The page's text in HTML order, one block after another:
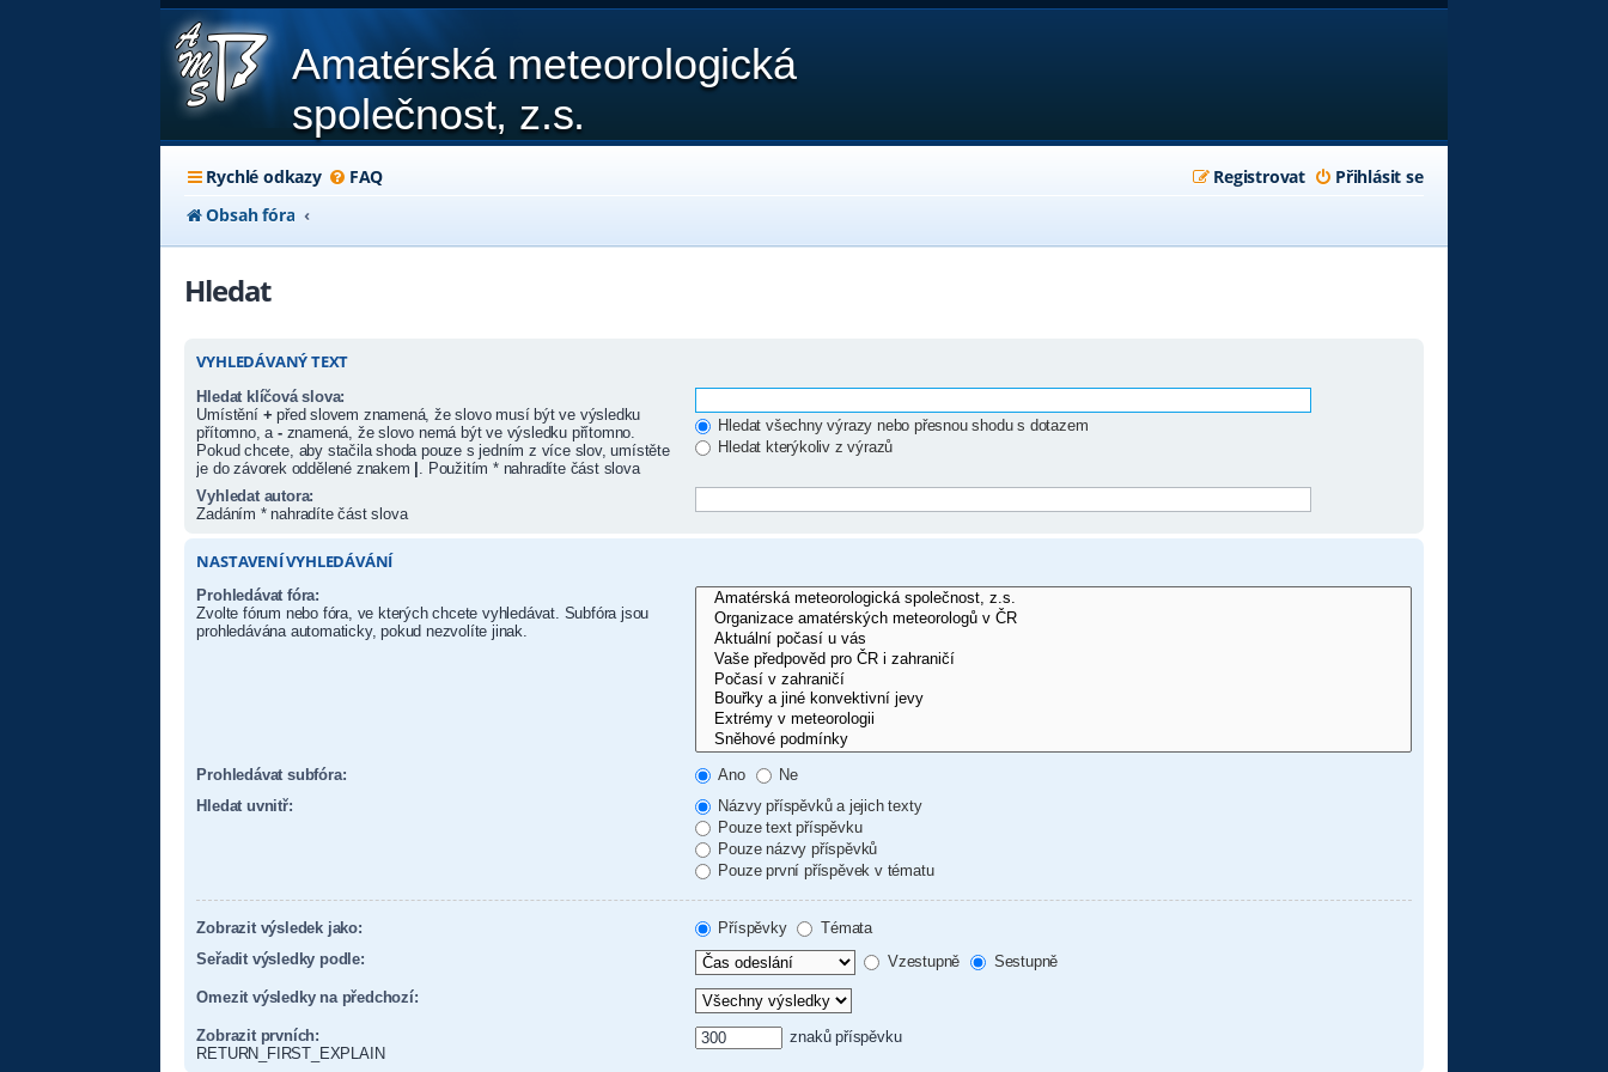
Amatérská meteorologická
společnost, z.s.
Rychlé odkazy FAQ Přihlásit se
Registrovat
Obsah fóra
Hledat
VYHLEDÁVANÝ TEXT
Hledat klíčová slova:
Umístění + před slovem znamená, že slovo musí být ve výsledku
přítomno, a -znamená, že slovo nemá být ve výsledku přítomno.
Pokud chcete, aby stačila shoda pouze s jedním z více slov, umístěte
je do závorek oddělené znakem | . Použitím * nahradíte část slova
Hledat všechny výrazy nebo přesnou shodu s dotazem
Hledat kterýkoliv z výrazů
Vyhledat autora:
Zadáním * nahradíte část slova
NASTAVENÍ VYHLEDÁVÁNÍ
Prohledávat fóra:
Zvolte fórum nebo fóra, ve kterých chcete vyhledávat. Subfóra jsou
prohledávána automaticky, pokud nezvolíte jinak.
Prohledávat subfóra: Ano
Ne
Hledat uvnitř:
Názvy příspěvků a jejich texty
Pouze text příspěvku
Pouze názvy příspěvků
Pouze první příspěvek v tématu
Zobrazit výsledek jako: Příspěvky
Témata
Seřadit výsledky podle:
Vzestupně Sestupně
Omezit výsledky na předchozí:
Zobrazit prvních:
RETURN_FIRST_EXPLAIN
znaků příspěvku